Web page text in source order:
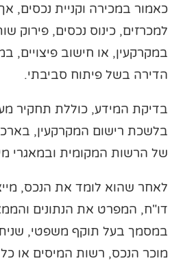
כאמור במכירה וקניית נכסים,
למכרזים, כינוס נכסים, פירוק
במקרקעין, או חישוב פיצויים,
הדירה בשל פיתוח סביבתי.
בדיקת המידע, כוללת תחקיר
בלשכת רישום המקרקעין,
של הרשות המקומית ובמאגרי
לאחר שהוא לומד את הנכס,
דו"ח, המפרט את הנתונים
במסמך בעל תוקף משפטי,
מוכר הנכס, רשות המיסים או